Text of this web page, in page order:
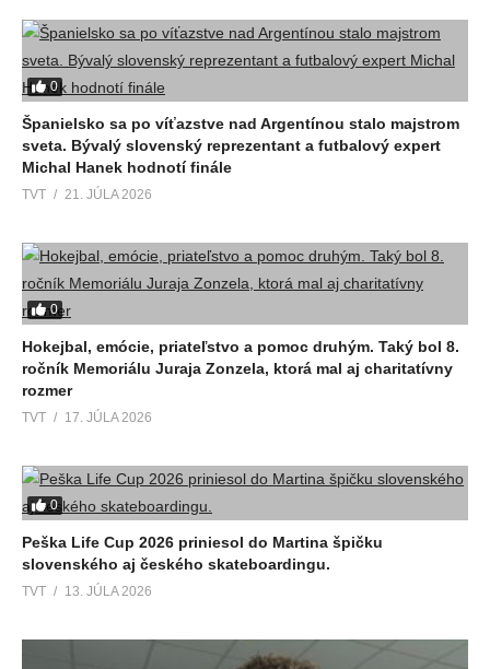
0
Španielsko sa po víťazstve nad Argentínou stalo majstrom
sveta. Bývalý slovenský reprezentant a futbalový expert
Michal Hanek hodnotí finále
TVT 21. JÚLA 2026
0
Hokejbal, emócie, priateľstvo a pomoc druhým. Taký bol 8.
ročník Memoriálu Juraja Zonzela, ktorá mal aj charitatívny
rozmer
TVT 17. JÚLA 2026
0
Peška Life Cup 2026 priniesol do Martina špičku
slovenského aj českého skateboardingu.
TVT 13. JÚLA 2026